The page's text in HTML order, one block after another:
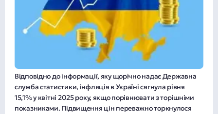
Відповідно до інформації, яку щорічно надає Державна
служба статистики, інфляція в Україні сягнула рівня
15,1% у квітні 2025 року, якщо порівнювати з торішніми
показниками. Підвищення цін переважно торкнулося